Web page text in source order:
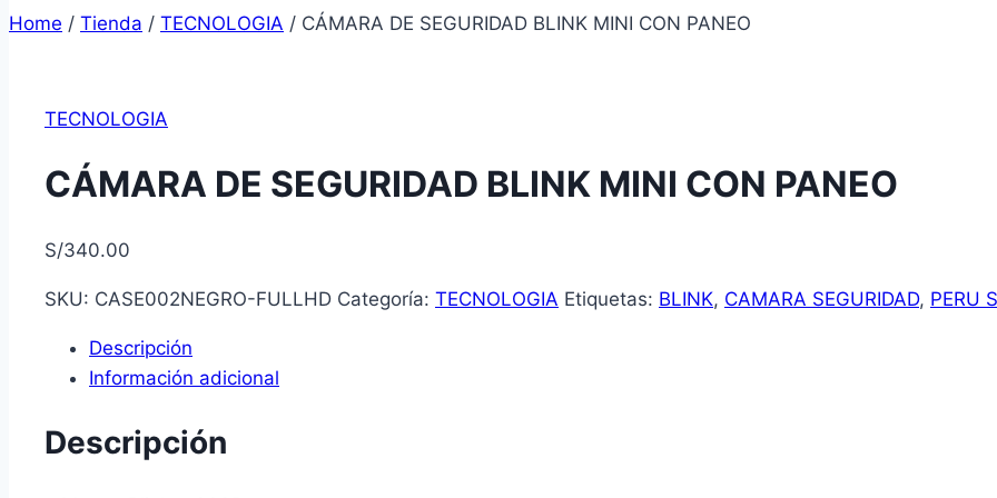
Home / Tienda / TECNOLOGIA / CÁMARA DE SEGURIDAD BLINK MINI CON PANEO
TECNOLOGIA
CÁMARA DE SEGURIDAD BLINK MINI CON PANEO
S/340.00
SKU: CASE002NEGRO-FULLHD Categoría: TECNOLOGIA Etiquetas: BLINK, CAMARA SEGURIDAD, PERU
Descripción
Información adicional
Descripción